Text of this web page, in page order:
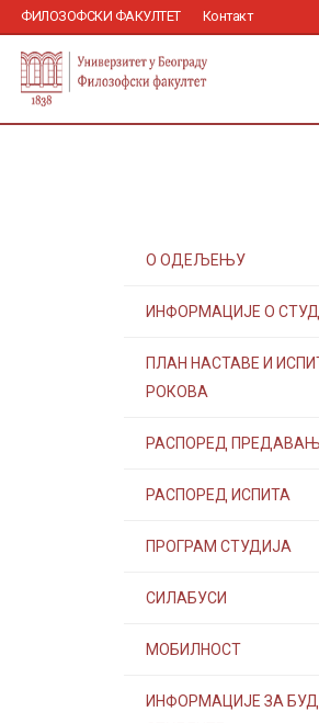
ФИЛОЗОФСКИ ФАКУЛТЕТ Контакт
О ОДЕЉЕЊУ
ИНФОРМАЦИЈЕ О
ПЛАН НАСТАВЕ И
РОКОВА
РАСПОРЕД
РАСПОРЕД ИСПИТА
ПРОГРАМ СТУДИЈА
СИЛАБУСИ
МОБИЛНОСТ
ИНФОРМАЦИЈЕ ЗА